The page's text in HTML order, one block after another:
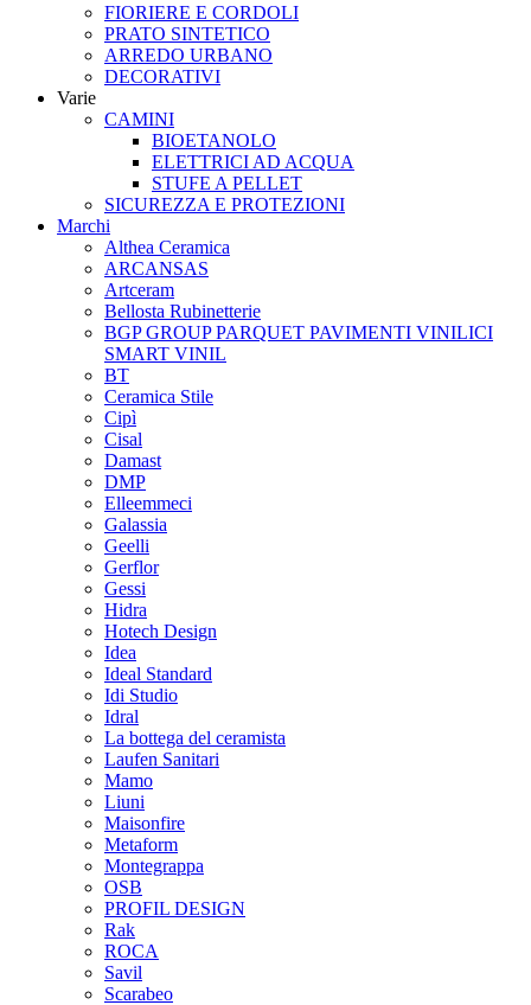
FIORIERE E CORDOLI
PRATO SINTETICO
ARREDO URBANO
DECORATIVI
Varie
CAMINI
BIOETANOLO
ELETTRICI AD ACQUA
STUFE A PELLET
SICUREZZA E PROTEZIONI
Marchi
Althea Ceramica
ARCANSAS
Artceram
Bellosta Rubinetterie
BGP GROUP PARQUET PAVIMENTI VINILICI
SMART VINIL
BT
Ceramica Stile
Cipì
Cisal
Damast
DMP
Elleemmeci
Galassia
Geelli
Gerflor
Gessi
Hidra
Hotech Design
Idea
Ideal Standard
Idi Studio
Idral
La bottega del ceramista
Laufen Sanitari
Mamo
Liuni
Maisonfire
Metaform
Montegrappa
OSB
PROFIL DESIGN
Rak
ROCA
Savil
Scarabeo